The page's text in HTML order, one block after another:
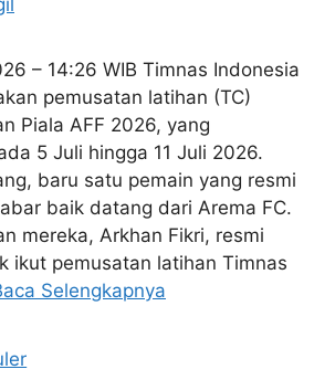
– 14:26 WIB Timnas Indonesia
pemusatan latihan (TC)
Piala AFF 2026, yang
5 Juli hingga 11 Juli 2026.
baru satu pemain yang resmi
baik datang dari Arema FC.
mereka, Arkhan Fikri, resmi
ikut pemusatan latihan Timnas
Selengkapnya